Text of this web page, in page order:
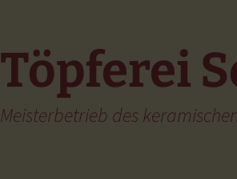
Töpferei
Meisterbetrieb des